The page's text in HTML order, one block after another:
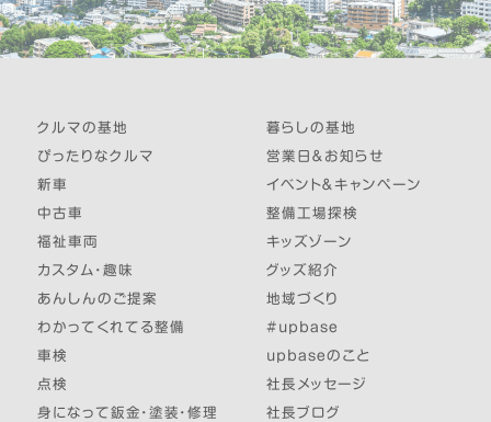
クルマの基地
ぴったりなクルマ
新車
中古車
福祉車両
カスタム・趣味
あんしんのご提案
わかってくれてる整備
車検
点検
身になって鈑金・塗装・修理
暮らしの基地
営業日＆お知らせ
イベント＆キャンペーン
整備工場探検
キッズゾーン
グッズ紹介
地域づくり
#upbase
upbaseのこと
社長メッセージ
社長ブログ